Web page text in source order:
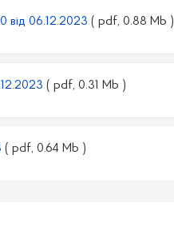
від 06.12.2023 ( pdf, 0.88 Mb )
( pdf, 0.31 Mb )
( pdf, 0.64 Mb )